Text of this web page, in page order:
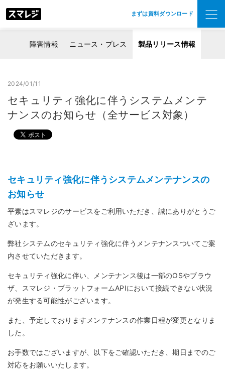
まずは資料ダウンロード
障害情報 ニュース・プレス 製品リリース情報
2024/01/11
セキュリティ強化に伴うシステムメンテ
ナンスのお知らせ（全サービス対象）
セキュリティ強化に伴うシステムメンテナンスの
お知らせ
平素はスマレジのサービスをご利用いただき、誠にありがとうご
ざいます。
弊社システムのセキュリティ強化に伴うメンテナンスついてご案
内させていただきます。
セキュリティ強化に伴い、メンテナンス後は一部のOSやブラウ
ザ、スマレジ・プラットフォームAPIにおいて接続できない状況
が発生する可能性がございます。
また、予定しておりますメンテナンスの作業日程が変更となりま
した。
お手数ではございますが、以下をご確認いただき、期日までのご
対応をお願いいたします。